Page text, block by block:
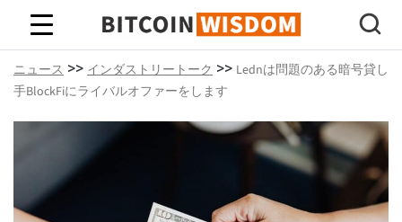
ビットコインの知恵
ニュース >> インダストリートーク >> Lednは問題のある暗号貸し
手BlockFiにライバルオファーをします